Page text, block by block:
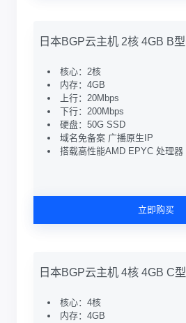
日本BGP云主机 2核 4GB B型
核心：2核
内存：4GB
上行：20Mbps
下行：200Mbps
硬盘：50G SSD
域名免备案 广播原生IP
搭载高性能AMD EPYC 处理器
立即购买
日本BGP云主机 4核 4GB C型
核心：4核
内存：4GB